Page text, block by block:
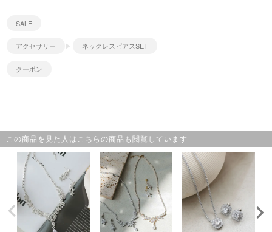
SALE
アクセサリー ネックレスピアスSET
クーポン
この商品を見た人はこちらの商品も閲覧しています